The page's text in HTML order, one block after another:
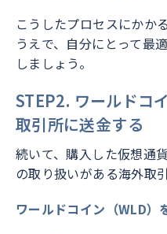
こうしたプロセスにかか
うえで、自分にとって最
しましょう。
STEP2. ワールドコ
取引所に送金する
続いて、購入した仮想通
の取り扱いがある海外取
ワールドコイン（WLD）